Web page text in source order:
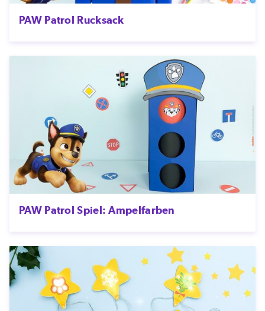
PAW Patrol Rucksack
PAW Patrol Spiel: Ampelfarben